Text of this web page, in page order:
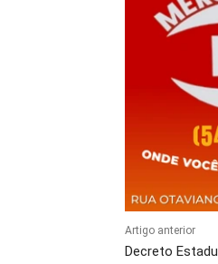
Artigo anterior
Decreto